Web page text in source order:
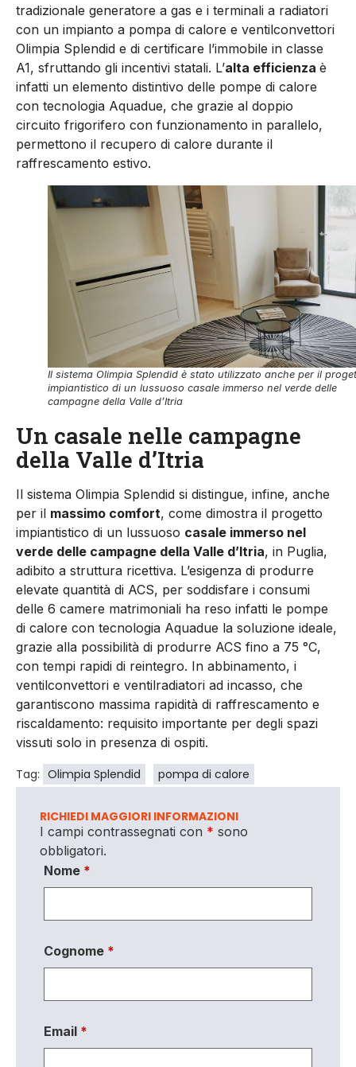
tradizionale generatore a gas e i terminali a radiatori
con un impianto a pompa di calore e ventilconvettori
Olimpia Splendid e di certificare l’immobile in classe
A1, sfruttando gli incentivi statali. L’alta efficienza è
infatti un elemento distintivo delle pompe di calore
con tecnologia Aquadue, che grazie al doppio
circuito frigorifero con funzionamento in parallelo,
permettono il recupero di calore durante il
raffrescamento estivo.
Il sistema Olimpia Splendid è stato utilizzato anche per il
impiantistico di un lussuoso casale immerso nel verde delle
campagne della Valle d’Itria
Un casale nelle campagne
della Valle d’Itria
Il sistema Olimpia Splendid si distingue, infine, anche
per il massimo comfort, come dimostra il progetto
impiantistico di un lussuoso casale immerso nel
verde delle campagne della Valle d’Itria, in Puglia,
adibito a struttura ricettiva. L’esigenza di produrre
elevate quantità di ACS, per soddisfare i consumi
delle 6 camere matrimoniali ha reso infatti le pompe
di calore con tecnologia Aquadue la soluzione ideale,
grazie alla possibilità di produrre ACS fino a 75 °C,
con tempi rapidi di reintegro. In abbinamento, i
ventilconvettori e ventilradiatori ad incasso, che
garantiscono massima rapidità di raffrescamento e
riscaldamento: requisito importante per degli spazi
vissuti solo in presenza di ospiti.
Tag: Olimpia Splendid pompa di calore
RICHIEDI MAGGIORI INFORMAZIONI
I campi contrassegnati con * sono
obbligatori.
Nome *
Cognome *
Email *